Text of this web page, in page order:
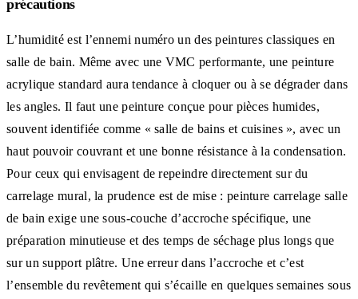
précautions
L’humidité est l’ennemi numéro un des peintures classiques en
salle de bain. Même avec une VMC performante, une peinture
acrylique standard aura tendance à cloquer ou à se dégrader dans
les angles. Il faut une peinture conçue pour pièces humides,
souvent identifiée comme « salle de bains et cuisines », avec un
haut pouvoir couvrant et une bonne résistance à la condensation.
Pour ceux qui envisagent de repeindre directement sur du
carrelage mural, la prudence est de mise : peinture carrelage salle
de bain exige une sous-couche d’accroche spécifique, une
préparation minutieuse et des temps de séchage plus longs que
sur un support plâtre. Une erreur dans l’accroche et c’est
l’ensemble du revêtement qui s’écaille en quelques semaines sous